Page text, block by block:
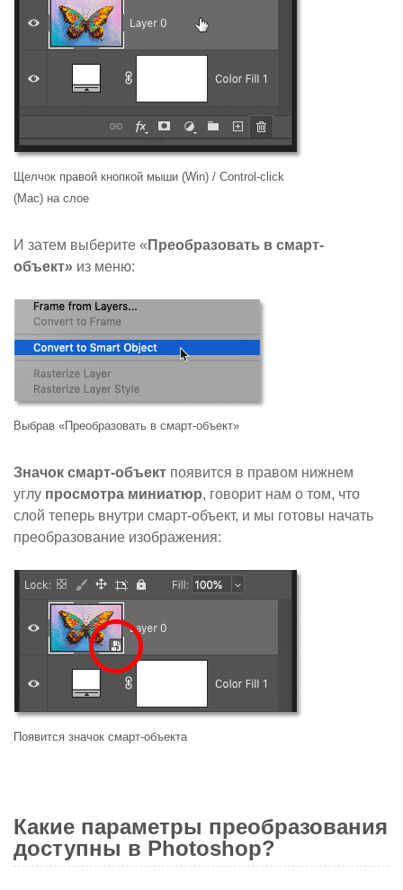
Щелчок правой кнопкой мыши (Win) / Control-click
(Mac) на слое
И затем выберите « Преобразовать в смарт-
объект» из меню:
Выбрав «Преобразовать в смарт-объект»
Значок смарт-объект появится в правом нижнем
углу просмотра миниатюр, говорит нам о том, что
слой теперь внутри смарт-объект, и мы готовы начать
преобразование изображения:
Появится значок смарт-объекта
Какие параметры преобразования
доступны в Photoshop?